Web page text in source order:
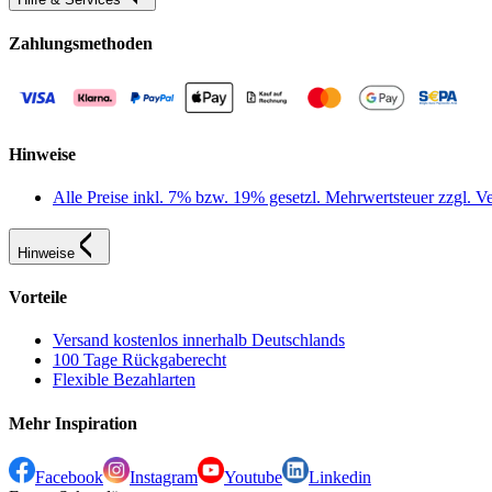
Zahlungsmethoden
Hinweise
Alle Preise inkl. 7% bzw. 19% gesetzl. Mehrwertsteuer zzgl.
Hinweise
Vorteile
Versand kostenlos innerhalb Deutschlands
100 Tage Rückgaberecht
Flexible Bezahlarten
Mehr Inspiration
Facebook Instagram Youtube
Linkedin